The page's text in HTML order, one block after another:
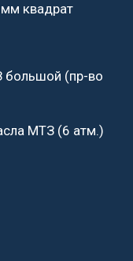
квадрат
большой (пр-во
МТЗ (6 атм.)